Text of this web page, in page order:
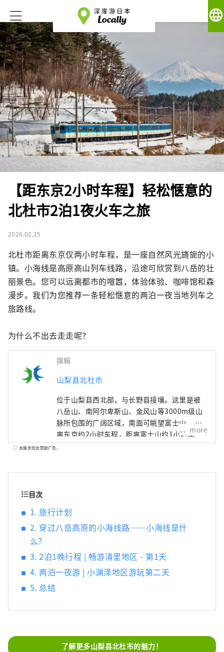
language
【距东京2小时车程】轻松惬意的
北杜市2泊1夜火车之旅
2026.02.25
北杜市距离东京仅两小时车程，是一座自然风光旖旎的小
镇。小海线是高原高山列车线路，沿途可欣赏到八岳的壮
丽景色。您可以远离都市的喧嚣，体验体验、咖啡馆和森
漫步。我们为您推荐一条轻松惬意的两泊一夜当地列车之
旅路线。
为什么不出去走走呢？
撰稿
山梨县北杜市
位于山梨县西北部，与长野县接壤。这里是被
八岳山、南阿尔卑斯山、金风山等3000m级山
脉所包围的广阔区域，南面可眺望富士山。 距
离东京约2小时车程，距离富士山约1小时车
程，距离松本约1小时车程，由于交通便利，全
的美食。
more
本服务包含赞助广告。
目次
1. 旅行计划
2. 穿过八岳高原的小海线路——小海线是什
么？
3. 2泊1晚行程 | 畅游清里地区 - 第1天
4. 两泊一夜游 | 小渊泽地区游玩第二天
5. 总结
了解更多山梨县北杜市的魅力！